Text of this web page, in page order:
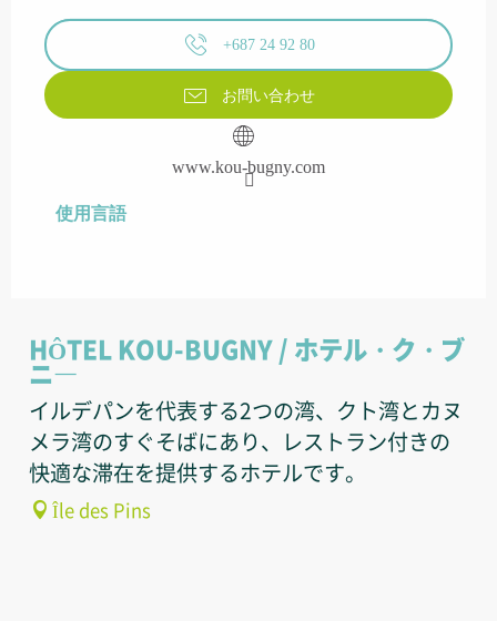
+687 24 92 80
お問い合わせ
www.kou-bugny.com
使用言語
使用言語
HÔTEL KOU-BUGNY / ホテル・ク・ブ
ニ―
イルデパンを代表する2つの湾、クト湾とカヌ
メラ湾のすぐそばにあり、レストラン付きの
快適な滞在を提供するホテルです。
Île des Pins